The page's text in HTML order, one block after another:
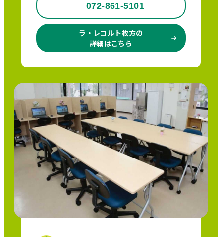
072-861-5101
ラ・レコルト枚方の
詳細はこちら